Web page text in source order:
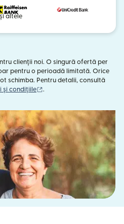
altele
clienții noi. O singură ofertă per
pentru o perioadă limitată. Orice
schimba. Pentru detalii, consultă
și condițiile
.